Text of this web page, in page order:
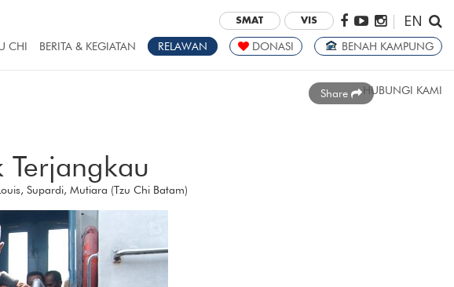
SMAT VIS | EN
CHI BERITA & KEGIATAN RELAWAN DONASI BENAH KAMPUNG
HUBUNGI KAMI
Share
Terjangkau
Supardi, Mutiara (Tzu Chi Batam)